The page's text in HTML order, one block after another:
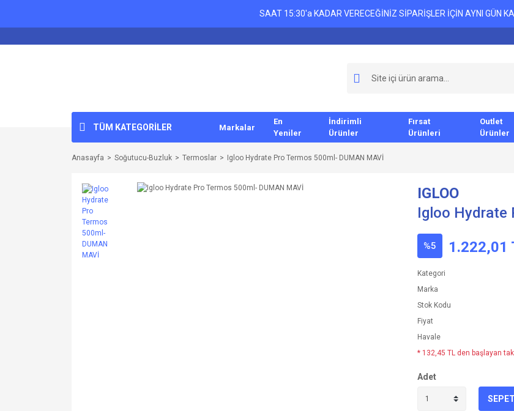
SAAT 15:30'a KADAR VERECEĞİNİZ SİPARİŞLER İÇİN AYNI GÜN
TÜM KATEGORİLER Markalar
En
Yeniler
İndirimli
Ürünler
Fırsat
Ürünleri
Outlet
Ürünler
Anasayfa Soğutucu-Buzluk Termoslar Igloo Hydrate Pro Termos 500ml- DUMAN MAVİ
IGLOO
Igloo Hydrate
%5 1.222,01
Kategori
Marka
Stok Kodu
Fiyat
Havale
* 132,45 TL den başlayan
Adet